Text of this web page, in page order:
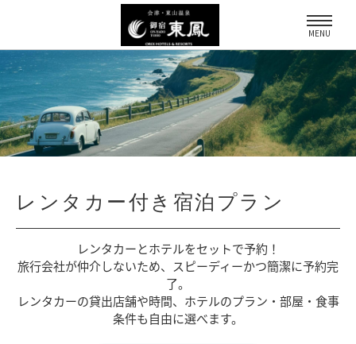
MENU
レンタカー付き宿泊プラン
レンタカーとホテルをセットで予約！
旅行会社が仲介しないため、
スピーディーかつ簡潔に予約完
了。
レンタカーの貸出店舗や時間、 ホテルのプラン・部屋・食事
条件も自由に選べます。